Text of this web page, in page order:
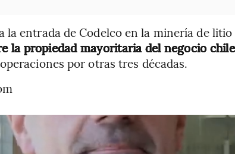
la entrada de Codelco en la minería de litio
la propiedad mayoritaria del negocio
por otras tres décadas.